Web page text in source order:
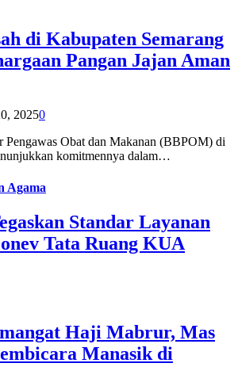
di Kabupaten Semarang
Pangan Jajan Aman
20250
Pengawas Obat dan Makanan (BBPOM) di
komitmennya dalam…
Agama
Standar Layanan
Tata Ruang KUA
Haji Mabrur, Mas
Manasik di